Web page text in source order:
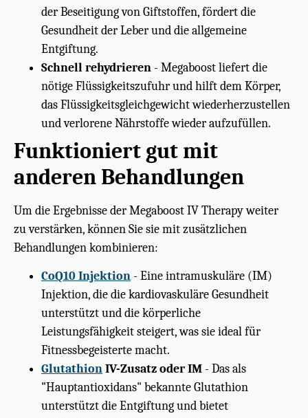
der Beseitigung von Giftstoffen, fördert die
Gesundheit der Leber und die allgemeine
Entgiftung.
Schnell rehydrieren - Megaboost liefert die
nötige Flüssigkeitszufuhr und hilft dem Körper,
das Flüssigkeitsgleichgewicht wiederherzustellen
und verlorene Nährstoffe wieder aufzufüllen.
Funktioniert gut mit
anderen Behandlungen
Um die Ergebnisse der Megaboost IV Therapy weiter
zu verstärken, können Sie sie mit zusätzlichen
Behandlungen kombinieren:
CoQ10 Injektion - Eine intramuskuläre (IM)
Injektion, die die kardiovaskuläre Gesundheit
unterstützt und die körperliche
Leistungsfähigkeit steigert, was sie ideal für
Fitnessbegeisterte macht.
GlutathionIV-Zusatz oder IM - Das als
"Hauptantioxidans" bekannte Glutathion
unterstützt die Entgiftung und bietet